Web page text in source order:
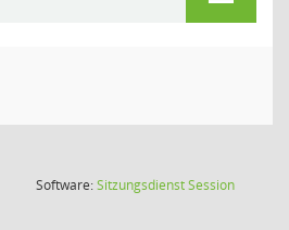
Software:SitzungsdienstSession(Wird in